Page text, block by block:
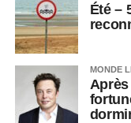
Été –
MONDE